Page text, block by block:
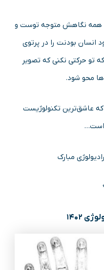
همه نگاهش متوجه توست و
انسان بودنت را در پرتوی
تو حرکتی نکنی که تصویر
محو شود.
عاشق‌ترین تکنولوژیست
است…
مبارک
۱۴۰۲